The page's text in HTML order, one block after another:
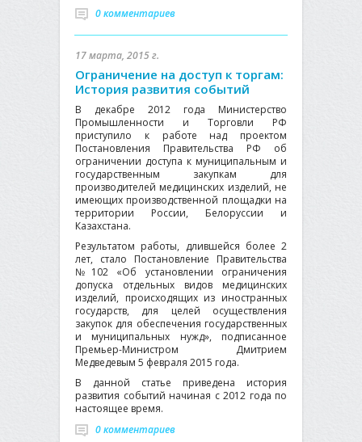
0 комментариев
17 марта, 2015 г.
Ограничение на доступ к торгам:
История развития событий
В декабре 2012 года Министерство
Промышленности и Торговли РФ
приступило к работе над проектом
Постановления Правительства РФ об
ограничении доступа к муниципальным и
государственным закупкам для
производителей медицинских изделий, не
имеющих производственной площадки на
территории России, Белоруссии и
Казахстана.
Результатом работы, длившейся более 2
лет, стало Постановление Правительства
№102 «Об установлении ограничения
допуска отдельных видов медицинских
изделий, происходящих из иностранных
государств, для целей осуществления
закупок для обеспечения государственных
и муниципальных нужд», подписанное
Премьер-Министром Дмитрием
Медведевым 5 февраля 2015 года.
В данной статье приведена история
развития событий начиная с 2012 года по
настоящее время.
0 комментариев